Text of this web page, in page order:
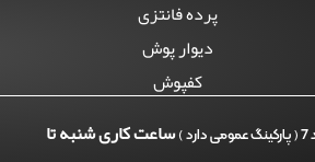
پرده فانتزی
دیوار پوش
کفپوش
ساعت کاری شنبه تا